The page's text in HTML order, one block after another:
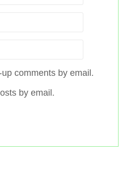
comments by email.
by email.